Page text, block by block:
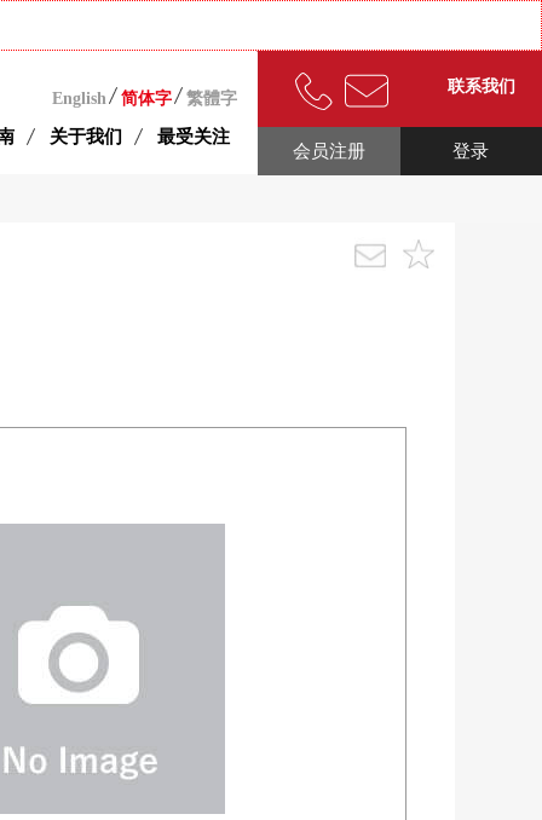
English 简体字 繁體字
关于我们 最受关注
联系我们
登录
会员注册